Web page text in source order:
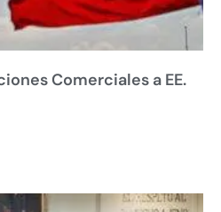
Comerciales a EE.